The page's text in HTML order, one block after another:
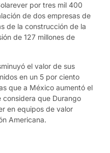
por tres mil 400
de dos empresas de
de la construcción de la
de 127 millones de
el valor de sus
en un 5 por ciento
que a México aumentó el
considera que Durango
en equipos de valor
Americana.